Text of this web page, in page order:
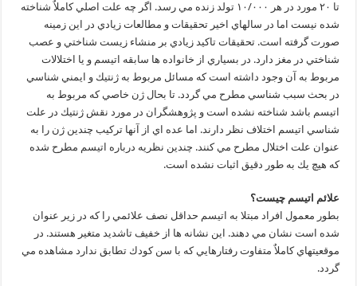
تا ۲۰ مورد در هر ۱۰/۰۰۰ تولد زنده مي رسد. اگر چه علت اصلي كاملاٌ شناخته
شده نيست اما در سالهاي اخير تحقيقات و مطالعات زيادي در اين زمينه
صورت گرفته است. تحقيقات تاكيد زيادي بر منشاء زيست شناختي و عصب
شناختي در مغز دارد. در بسياري از خانواده ها سابقه اتيسم و يا اختلالات
مربوط به آن وجود داشته است كه مسائل مربوط به ژنتيك و ايمني شناسي
در بحث سبب شناسي مطرح مي گردد. تا بحال ژن خاصي كه مربوط به
اتيسم باشد شناخته نشده است و پژوهشگران در مورد نقش ژنتيك در علت
شناسي اتيسم اختلاف نظر دارند. اما عده اي از آنها تركيب چندين ژن را به
عنوان علت اختلال مطرح مي كنند. چندين نظريه درباره اتيسم مطرح شده
كه هيچ يك به طور دقيق اثبات نشده است.
علائم اتيسم چيست؟
بطور معمول افراد مبتلا به اتيسم حداقل نصف علائمي را كه در زير عنوان
شده است نشان مي دهند. اين نشانه ها از خفيف تاشديد متغير هستند. در
موقعيتهاي كاملاٌ متفاوت رفتارهايي كه با سن كودك تطابق ندارد مشاهده مي
گردد.